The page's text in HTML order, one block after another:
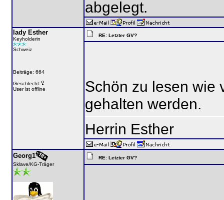
abgelegt.
lady Esther
Keyholderin
Schweiz
Beiträge: 664
Geschlecht:
User ist offline
RE: Letzter GV?
Schön zu lesen wie
gehalten werden.
Herrin Esther
Georg1
Sklave/KG-Träger
RE: Letzter GV?